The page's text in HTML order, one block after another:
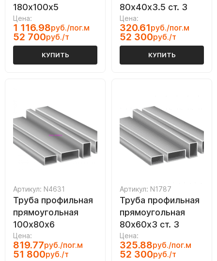
180х100х5
Цена:
1 116.98руб./пог.м
52 700руб./т
КУПИТЬ
80х40х3.5 ст. 3
Цена:
320.61руб./пог.м
52 300руб./т
КУПИТЬ
Артикул: N4631
Труба профильная
прямоугольная
100х80х6
Цена:
819.77руб./пог.м
51 800руб./т
Артикул: N1787
Труба профильная
прямоугольная
80х60х3 ст. 3
Цена:
325.88руб./пог.м
52 300руб./т